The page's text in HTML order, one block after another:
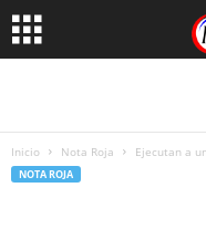
Inicio Nota Roja Ejecutan a
NOTA ROJA